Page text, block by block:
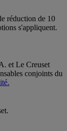
réduction de 10
s'appliquent.
et Le Creuset
conjoints du